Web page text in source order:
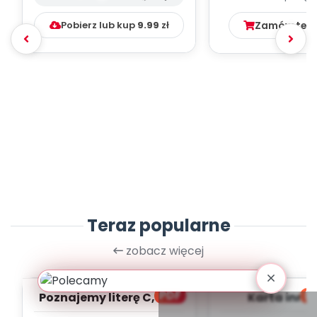
Pobierz lub kup 9.99 zł Zamów ten
Teraz popularne
zobacz więcej
PDF
Poznajemy literę C, cz. 1
(PD)
Karta